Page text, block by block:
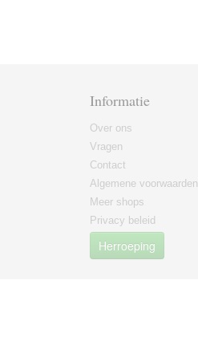
Informatie
Over ons
Vragen
Contact
Algemene voorwaarden
Meer shops
Privacy beleid
Herroeping